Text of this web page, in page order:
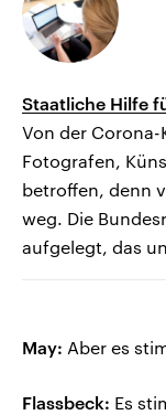
Staatliche Hilfe
Von der
Fotografen,
betroffen, denn
weg. Die
aufgelegt, das
May: Aber es
Flassbeck: Es